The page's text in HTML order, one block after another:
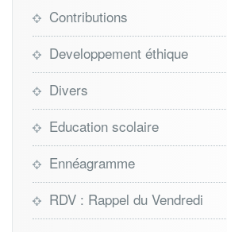
Contributions
Developpement éthique
Divers
Education scolaire
Ennéagramme
RDV : Rappel du Vendredi